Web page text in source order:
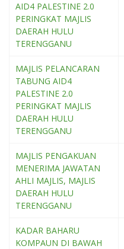
AID4 PALESTINE 2.0
PERINGKAT MAJLIS
DAERAH HULU
TERENGGANU
MAJLIS PELANCARAN
TABUNG AID4
PALESTINE 2.0
PERINGKAT MAJLIS
DAERAH HULU
TERENGGANU
MAJLIS PENGAKUAN
MENERIMA JAWATAN
AHLI MAJLIS, MAJLIS
DAERAH HULU
TERENGGANU
KADAR BAHARU
KOMPAUN DI BAWAH